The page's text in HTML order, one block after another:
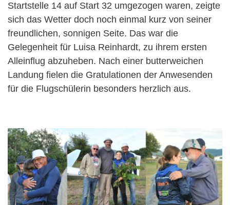
Startstelle 14 auf Start 32 umgezogen waren, zeigte
sich das Wetter doch noch einmal kurz von seiner
freundlichen, sonnigen Seite. Das war die
Gelegenheit für Luisa Reinhardt, zu ihrem ersten
Alleinflug abzuheben. Nach einer butterweichen
Landung fielen die Gratulationen der Anwesenden
für die Flugschülerin besonders herzlich aus.